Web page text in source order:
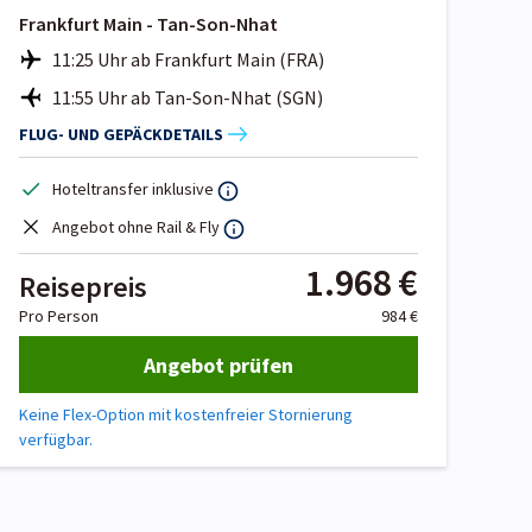
Frankfurt Main - Tan-Son-Nhat
11:25 Uhr ab Frankfurt Main (FRA)
11:55 Uhr ab Tan-Son-Nhat (SGN)
FLUG- UND GEPÄCKDETAILS
Hoteltransfer inklusive
Angebot ohne Rail & Fly
Reisepreis 1.968 €
Pro Person 984 €
Angebot prüfen
Keine Flex-Option mit kostenfreier Stornierung
verfügbar.